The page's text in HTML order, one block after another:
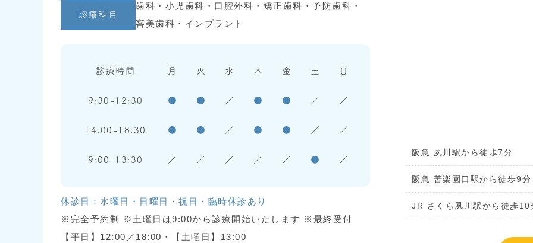
診療科目
歯科・小児歯科・口腔外科・矯正歯科・予防歯科・
審美歯科・インプラント
診療時間 月 火 水 木 金 土 日
9:30-12:30 ● ● ／ ● ● ／ ／
14:00-18:30 ● ● ／ ● ● ／ ／
9:00-13:30 ／ ／ ／ ／ ／ ● ／
休診日：水曜日・日曜日・祝日・臨時休診あり
※完全予約制 ※土曜日は9:00から診療開始いたします ※最終受付
【平日】12:00／18:00・【土曜日】13:00
阪急 夙川駅から徒歩7分
阪急 苦楽園口駅から徒歩9分
JR さくら夙川駅から徒歩10